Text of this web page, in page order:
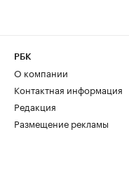
РБК
О компании
Контактная информация
Редакция
Размещение рекламы